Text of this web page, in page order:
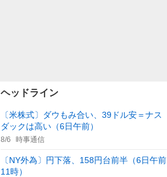
ヘッドライン
〔米株式〕ダウもみ合い、39ドル安＝ナス
ダックは高い（6日午前）
8/6 時事通信
〔NY外為〕円下落、158円台前半（6日午前
11時）